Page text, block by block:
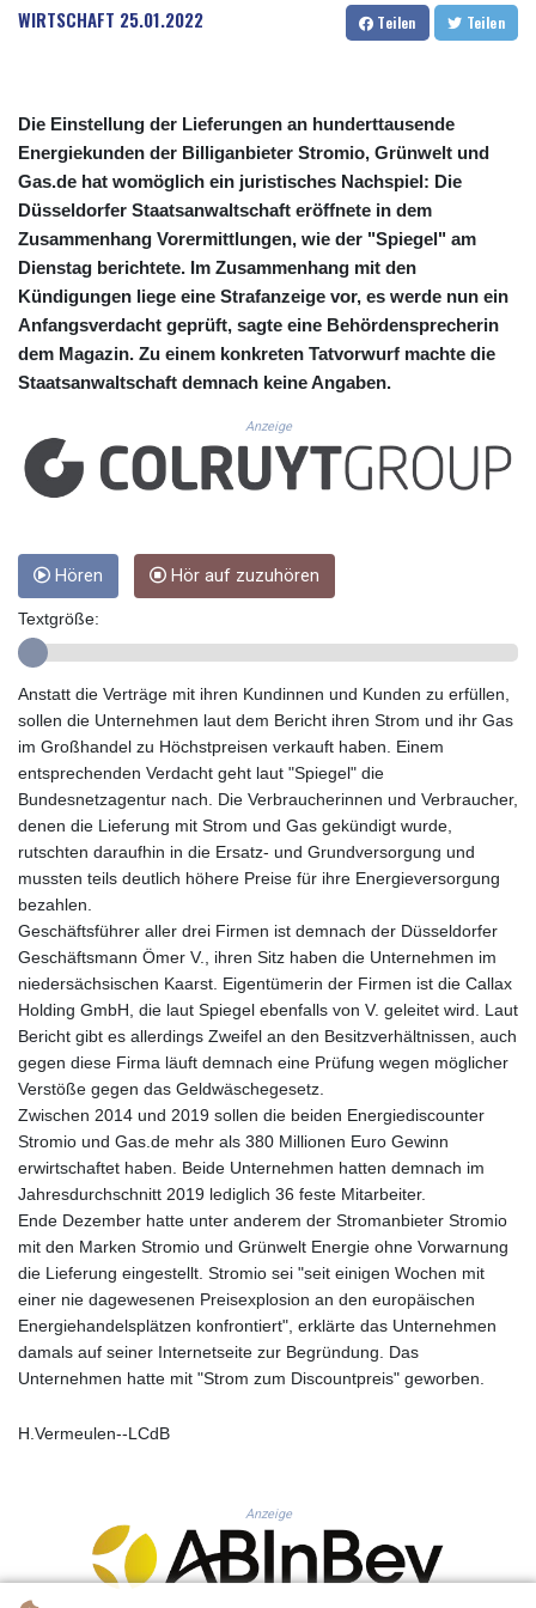
CUC 1.152259
CUP 30.534865
DKK 7.474936
DOP 67.163917
DZD 153.33232
EGP 57.257824
ERN 17.283886
ETB 185.933939
FJD 2.552144
FKP 0.85592
GBP 0.856301
GEL 3.013175
GGP 0.85592
GHS 13.521816
GIP 0.85592
GMD 85.266887
GYD 241.004293
HKD 9.038838
HTG 150.622097
HUF 365.116225
IDR 20639.263954
ILS 3.465652
IMP 0.85592
INR 109.826937
IQD 1510.035474
IRR
1584183.343658
JEP 0.85592
JMD 182.603882
JOD 0.816933
JPY 182.568546
KES 149.07919
KGS 100.76524
KHR 4670.680341
KMF 492.015232
KRW 1639.987341
KWD 0.35682
KYD 0.960029
KZT 539.828682
LAK 26043.936302
LBP
103184.797064
LKR 386.957729
LRD 209.279064
LSL 18.827806
MDL 20.044018
MGA 4952.861796
MKD 61.416684
MMK 2419.103149
WIRTSCHAFT 25.01.2022 Teilen Teilen
Die Einstellung der Lieferungen an hunderttausende
Energiekunden der Billiganbieter Stromio, Grünwelt und
Gas.de hat womöglich ein juristisches Nachspiel: Die
Düsseldorfer Staatsanwaltschaft eröffnete in dem
Zusammenhang Vorermittlungen, wie der "Spiegel" am
Dienstag berichtete. Im Zusammenhang mit den
Kündigungen liege eine Strafanzeige vor, es werde nun ein
Anfangsverdacht geprüft, sagte eine Behördensprecherin
dem Magazin. Zu einem konkreten Tatvorwurf machte die
Staatsanwaltschaft demnach keine Angaben.
Anzeige
Hören Hör auf zuzuhören
Textgröße:
Anstatt die Verträge mit ihren Kundinnen und Kunden zu erfüllen,
sollen die Unternehmen laut dem Bericht ihren Strom und ihr Gas
im Großhandel zu Höchstpreisen verkauft haben. Einem
entsprechenden Verdacht geht laut "Spiegel" die
Bundesnetzagentur nach. Die Verbraucherinnen und Verbraucher,
denen die Lieferung mit Strom und Gas gekündigt wurde,
rutschten daraufhin in die Ersatz- und Grundversorgung und
mussten teils deutlich höhere Preise für ihre Energieversorgung
bezahlen.
Geschäftsführer aller drei Firmen ist demnach der Düsseldorfer
Geschäftsmann Ömer V., ihren Sitz haben die Unternehmen im
niedersächsischen Kaarst. Eigentümerin der Firmen ist die Callax
Holding GmbH, die laut Spiegel ebenfalls von V. geleitet wird. Laut
Bericht gibt es allerdings Zweifel an den Besitzverhältnissen, auch
gegen diese Firma läuft demnach eine Prüfung wegen möglicher
Verstöße gegen das Geldwäschegesetz.
Zwischen 2014 und 2019 sollen die beiden Energiediscounter
Stromio und Gas.de mehr als 380 Millionen Euro Gewinn
erwirtschaftet haben. Beide Unternehmen hatten demnach im
Jahresdurchschnitt 2019 lediglich 36 feste Mitarbeiter.
Ende Dezember hatte unter anderem der Stromanbieter Stromio
mit den Marken Stromio und Grünwelt Energie ohne Vorwarnung
die Lieferung eingestellt. Stromio sei "seit einigen Wochen mit
einer nie dagewesenen Preisexplosion an den europäischen
Energiehandelsplätzen konfrontiert", erklärte das Unternehmen
damals auf seiner Internetseite zur Begründung. Das
Unternehmen hatte mit "Strom zum Discountpreis" geworben.
H.Vermeulen--LCdB
Anzeige